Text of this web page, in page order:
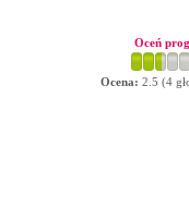
Oceń
Ocena: 2.5 (4